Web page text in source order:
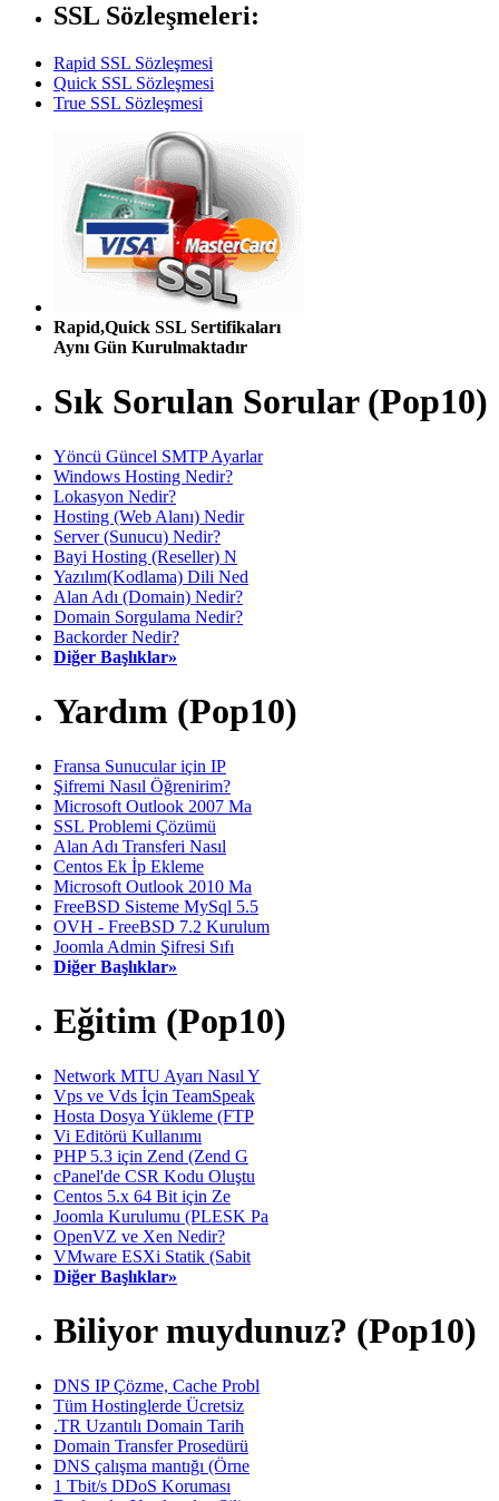
SSL Sözleşmeleri:
Rapid SSL Sözleşmesi
Quick SSL Sözleşmesi
True SSL Sözleşmesi
Rapid,Quick SSL Sertifikaları
Aynı Gün Kurulmaktadır
Sık Sorulan Sorular (Pop10)
Yöncü Güncel SMTP Ayarlar
Windows Hosting Nedir?
Lokasyon Nedir?
Hosting (Web Alanı) Nedir
Server (Sunucu) Nedir?
Bayi Hosting (Reseller) N
Yazılım(Kodlama) Dili Ned
Alan Adı (Domain) Nedir?
Domain Sorgulama Nedir?
Backorder Nedir?
Diğer Başlıklar»
Yardım (Pop10)
Fransa Sunucular için IP
Şifremi Nasıl Öğrenirim?
Microsoft Outlook 2007 Ma
SSL Problemi Çözümü
Alan Adı Transferi Nasıl
Centos Ek İp Ekleme
Microsoft Outlook 2010 Ma
FreeBSD Sisteme MySql 5.5
OVH - FreeBSD 7.2 Kurulum
Joomla Admin Şifresi Sıfı
Diğer Başlıklar»
Eğitim (Pop10)
Network MTU Ayarı Nasıl Y
Vps ve Vds İçin TeamSpeak
Hosta Dosya Yükleme (FTP
Vi Editörü Kullanımı
PHP 5.3 için Zend (Zend G
cPanel'de CSR Kodu Oluştu
Centos 5.x 64 Bit için Ze
Joomla Kurulumu (PLESK Pa
OpenVZ ve Xen Nedir?
VMware ESXi Statik (Sabit
Diğer Başlıklar»
Biliyor muydunuz? (Pop10)
DNS IP Çözme, Cache Probl
Tüm Hostinglerde Ücretsiz
.TR Uzantılı Domain Tarih
Domain Transfer Prosedürü
DNS çalışma mantığı (Örne
1 Tbit/s DDoS Koruması